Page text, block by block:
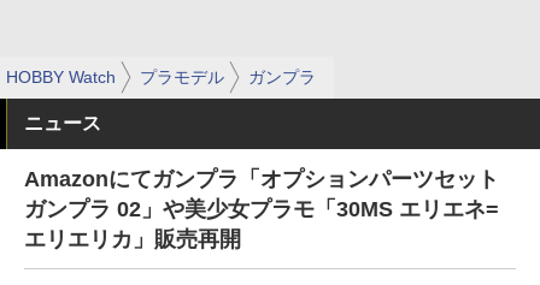
HOBBY Watch プラモデル ガンプラ
ニュース
Amazonにてガンプラ「オプションパーツセット
ガンプラ 02」や美少女プラモ「30MS エリエネ=
エリエリカ」販売再開